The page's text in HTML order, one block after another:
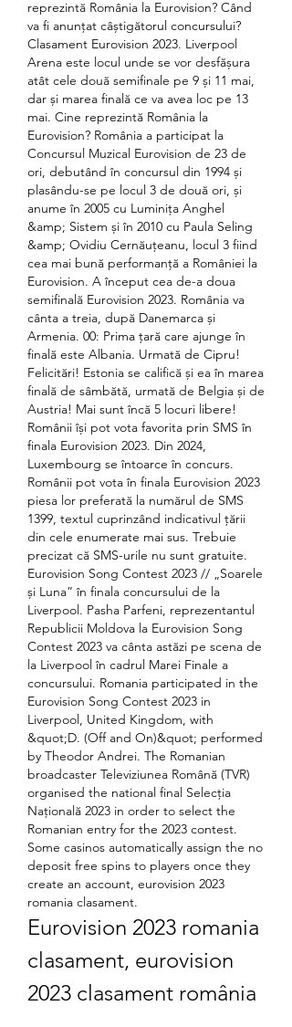
reprezintă România la Eurovision? Când
va fi anunțat câștigătorul concursului?
Clasament Eurovision 2023. Liverpool
Arena este locul unde se vor desfășura
atât cele două semifinale pe 9 și 11 mai,
dar și marea finală ce va avea loc pe 13
mai. Cine reprezintă România la
Eurovision? România a participat la
Concursul Muzical Eurovision de 23 de
ori, debutând în concursul din 1994 și
plasându-se pe locul 3 de două ori, și
anume în 2005 cu Luminița Anghel
&amp; Sistem și în 2010 cu Paula Seling
&amp; Ovidiu Cernăuțeanu, locul 3 fiind
cea mai bună performanță a României la
Eurovision. A început cea de-a doua
semifinală Eurovision 2023. România va
cânta a treia, după Danemarca și
Armenia. 00: Prima țară care ajunge în
finală este Albania. Urmată de Cipru!
Felicitări! Estonia se califică și ea în marea
finală de sâmbătă, urmată de Belgia și de
Austria! Mai sunt încă 5 locuri libere!
Românii își pot vota favorita prin SMS în
finala Eurovision 2023. Din 2024,
Luxembourg se întoarce în concurs.
Românii pot vota în finala Eurovision 2023
piesa lor preferată la numărul de SMS
1399, textul cuprinzând indicativul țării
din cele enumerate mai sus. Trebuie
precizat că SMS-urile nu sunt gratuite.
Eurovision Song Contest 2023 // „Soarele
și Luna” în finala concursului de la
Liverpool. Pasha Parfeni, reprezentantul
Republicii Moldova la Eurovision Song
Contest 2023 va cânta astăzi pe scena de
la Liverpool în cadrul Marei Finale a
concursului. Romania participated in the
Eurovision Song Contest 2023 in
Liverpool, United Kingdom, with
&quot;D. (Off and On)&quot; performed
by Theodor Andrei. The Romanian
broadcaster Televiziunea Română (TVR)
organised the national final Selecția
Națională 2023 in order to select the
Romanian entry for the 2023 contest.
Some casinos automatically assign the no
deposit free spins to players once they
create an account, eurovision 2023
romania clasament.
Eurovision 2023 romania
clasament, eurovision
2023 clasament românia